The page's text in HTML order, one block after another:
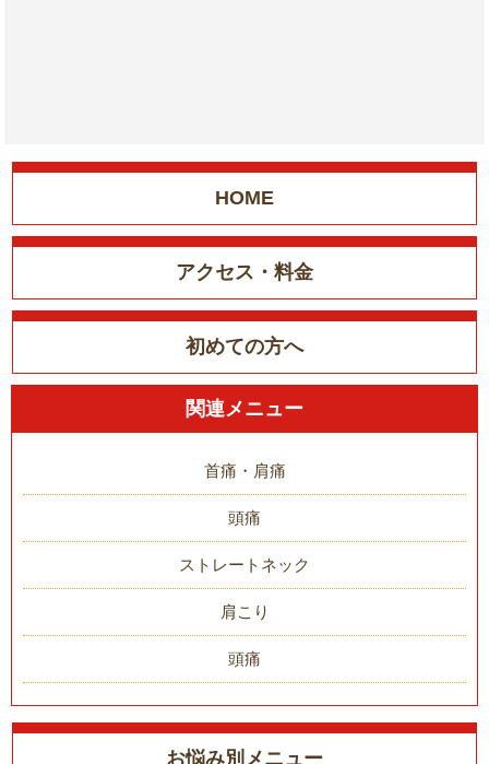
HOME
アクセス・料金
初めての方へ
関連メニュー
首痛・肩痛
頭痛
ストレートネック
肩こり
頭痛
お悩み別メニュー